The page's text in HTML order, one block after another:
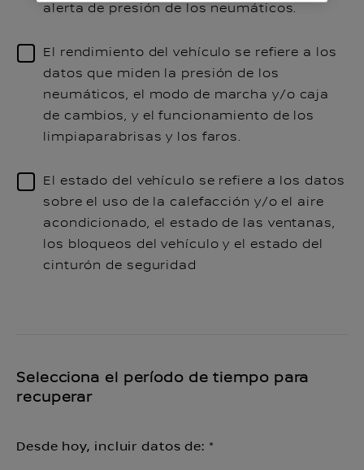
alerta de presión de los neumáticos.
El rendimiento del vehículo se refiere a los
datos que miden la presión de los
neumáticos, el modo de marcha y/o caja
de cambios, y el funcionamiento de los
limpiaparabrisas y los faros.
El estado del vehículo se refiere a los datos
sobre el uso de la calefacción y/o el aire
acondicionado, el estado de las ventanas,
los bloqueos del vehículo y el estado del
cinturón de seguridad
Selecciona el período de tiempo para
recuperar
Desde hoy, incluir datos de: